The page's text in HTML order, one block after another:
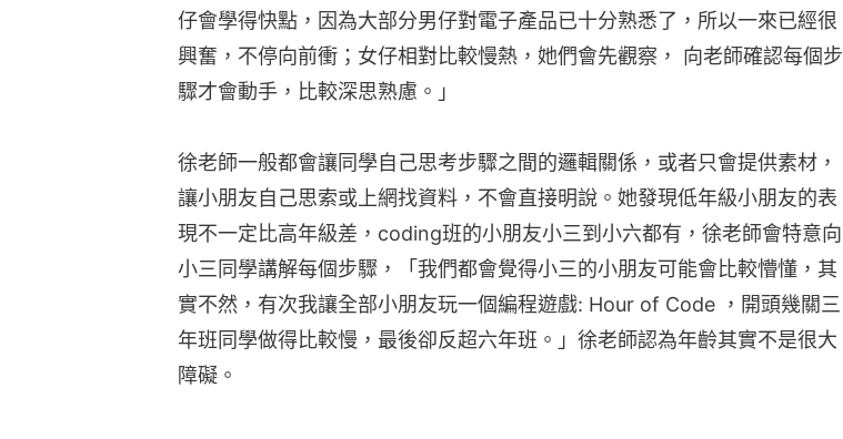
仔會學得快點，因為大部分男仔對電子產品已十分熟悉了，所以一來已經很
興奮，不停向前衝；女仔相對比較慢熱，她們會先觀察， 向老師確認每個步
驟才會動手，比較深思熟慮。」
徐老師一般都會讓同學自己思考步驟之間的邏輯關係，或者只會提供素材，
讓小朋友自己思索或上網找資料，不會直接明說。她發現低年級小朋友的表
現不一定比高年級差，coding班的小朋友小三到小六都有，徐老師會特意向
小三同學講解每個步驟，「我們都會覺得小三的小朋友可能會比較懵懂，其
實不然，有次我讓全部小朋友玩一個編程遊戲: Hour of Code ，開頭幾關三
年班同學做得比較慢，最後卻反超六年班。」徐老師認為年齡其實不是很大
障礙。